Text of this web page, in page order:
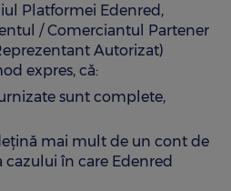
Platformei Edenred,
/ Comerciantul Partener
Autorizat)
expres, că:
sunt complete,
mai mult de un cont de
în care Edenred